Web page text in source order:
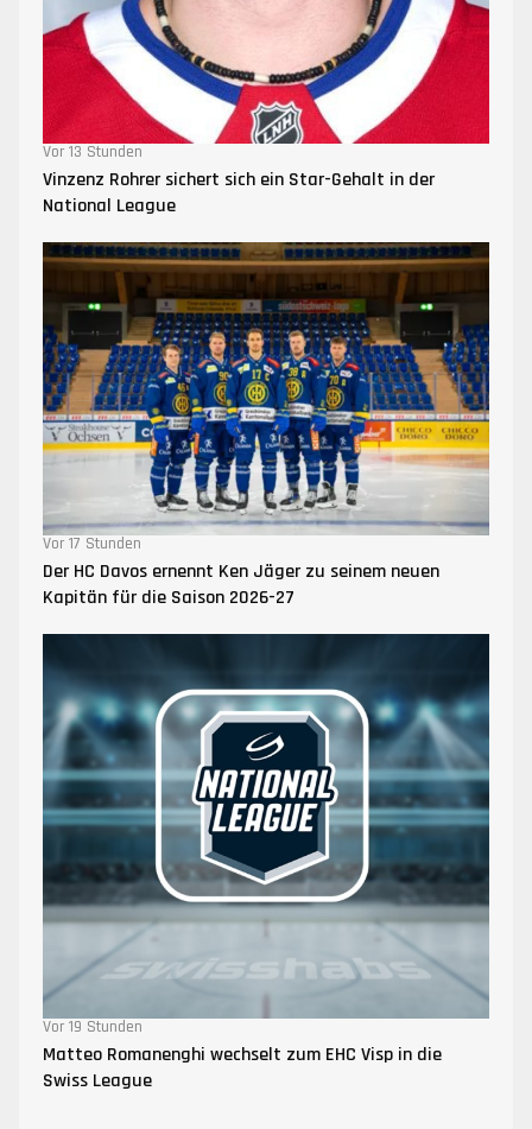
Vor 13 Stunden
Vinzenz Rohrer sichert sich ein Star-Gehalt in der
National League
Vor 17 Stunden
Der HC Davos ernennt Ken Jäger zu seinem neuen
Kapitän für die Saison 2026-27
Vor 19 Stunden
Matteo Romanenghi wechselt zum EHC Visp in die
Swiss League